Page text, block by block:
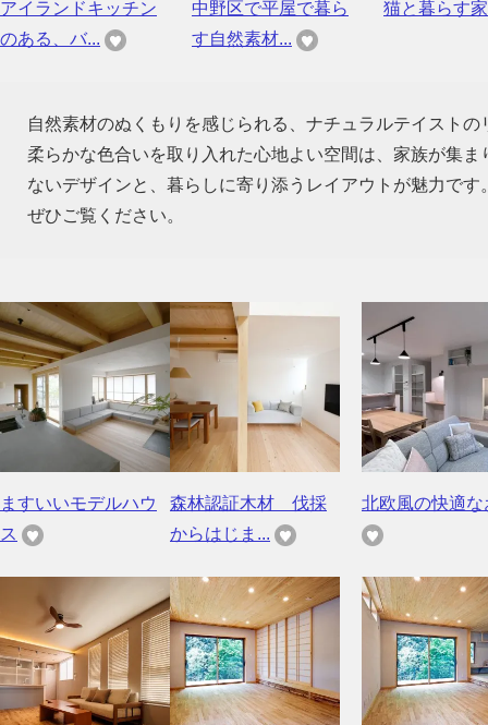
アイランドキッチン
のある、バ...
中野区で平屋で暮ら
す自然素材...
猫と暮らす家
自然素材のぬくもりを感じられる、ナチュラルテイスト
柔らかな色合いを取り入れた心地よい空間は、家族が集
ないデザインと、暮らしに寄り添うレイアウトが魅力で
ぜひご覧ください。
ますいいモデルハウ
ス
森林認証木材 伐採
からはじま...
北欧風の快適な